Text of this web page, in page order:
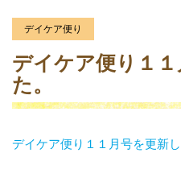
デイケア便り
デイケア便り１
た。
デイケア便り１１月号を更新し